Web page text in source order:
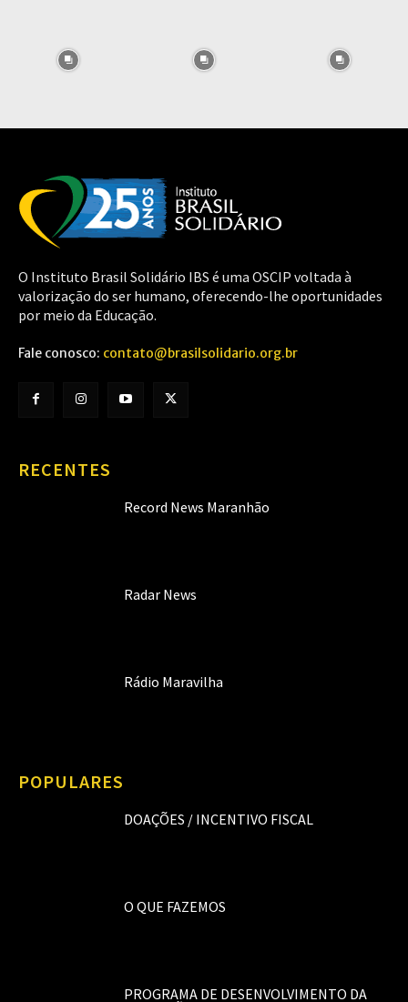
O Instituto Brasil Solidário IBS é uma OSCIP voltada à
valorização do ser humano, oferecendo-lhe oportunidades
por meio da Educação.
Fale conosco: contato@brasilsolidario.org.br
RECENTES
Record News Maranhão
Radar News
Rádio Maravilha
POPULARES
DOAÇÕES / INCENTIVO FISCAL
O QUE FAZEMOS
PROGRAMA DE DESENVOLVIMENTO DA